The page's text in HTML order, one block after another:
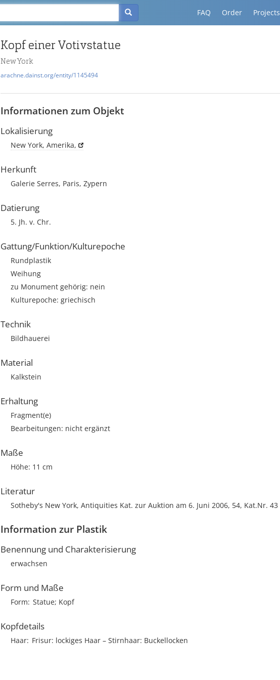
FAQ Order Projects
Kopf einer Votivstatue
New York
arachne.dainst.org/entity/1145494
Informationen zum Objekt
Lokalisierung
New York, Amerika,
Herkunft
Galerie Serres, Paris, Zypern
Datierung
5. Jh. v. Chr.
Gattung/Funktion/Kulturepoche
Rundplastik
Weihung
zu Monument gehörig: nein
Kulturepoche: griechisch
Technik
Bildhauerei
Material
Kalkstein
Erhaltung
Fragment(e)
Bearbeitungen: nicht ergänzt
Maße
Höhe: 11 cm
Literatur
Sotheby's New York, Antiquities Kat. zur Auktion am 6. Juni 2006, 54, Kat.Nr. 43
Information zur Plastik
Benennung und Charakterisierung
erwachsen
Form und Maße
Form Statue; Kopf
Kopfdetails
Haar Frisur lockiges Haar Stirnhaar Buckellocken